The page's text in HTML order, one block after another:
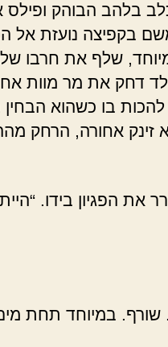
בלהב הבוהק ופילס
בקפיצה נועזת אל
שלף את חרבו
דחק את מר מוות
בו כשהוא הבחין
זינק אחורה, הרחק
הפגיון בידו.
במיוחד תחת